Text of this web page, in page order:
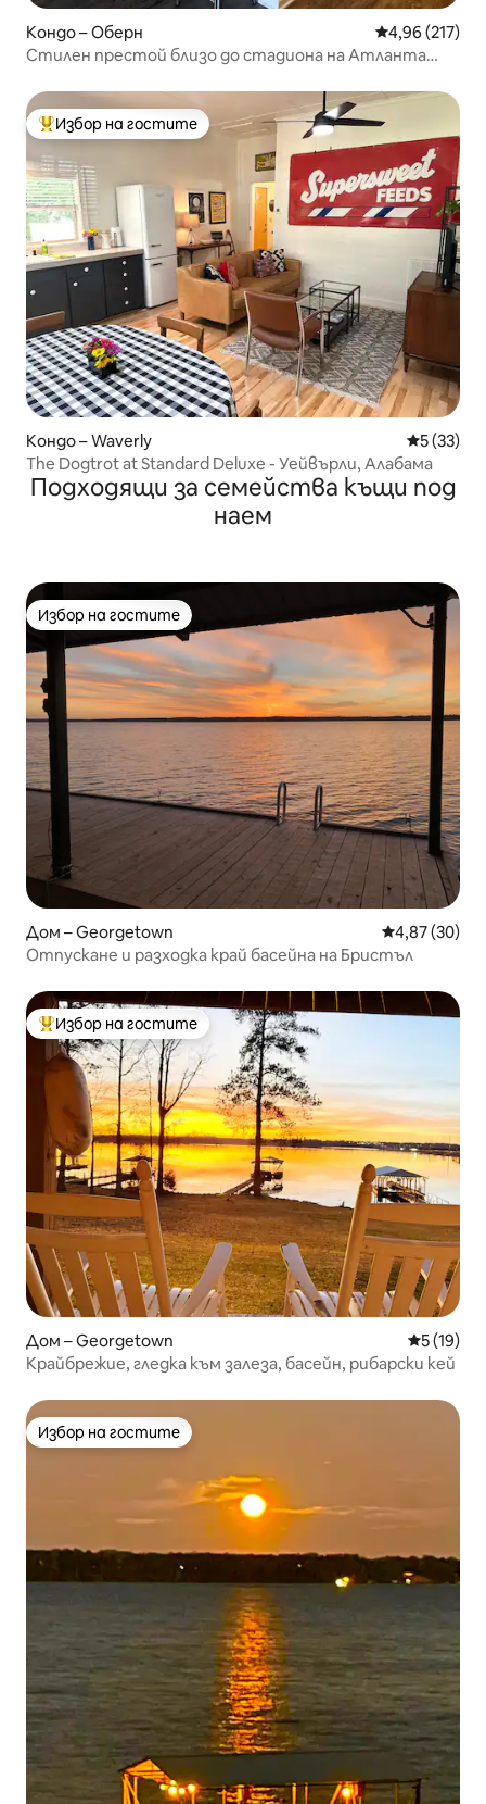
Кондо – Оберн Средна
4,96 (217)
Стилен престой близо до стадиона на Атланта
Най-популярен избор на гостите
Избор на гостите
Кондо – Waverly Средна
5 (33)
The Dogtrot at Standard Deluxe - Уейвърли, Алабама
Подходящи за семейства къщи под
наем
Избор на гостите
Избор на гостите
Дом – Georgetown Средна
4,87 (30)
Отпускане и разходка край басейна на Бристъл
Най-популярен избор на гостите
Избор на гостите
Дом – Georgetown Средна
5 (19)
Крайбрежие, гледка към залеза, басейн, рибарски кей
Избор на гостите
Избор на гостите